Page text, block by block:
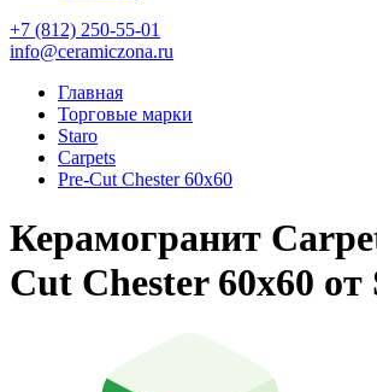
+7 (812) 250-55-01
info@ceramiczona.ru
Главная
Торговые марки
Staro
Carpets
Pre-Cut Chester 60x60
Керамогранит
Cut Chester 60x60 от